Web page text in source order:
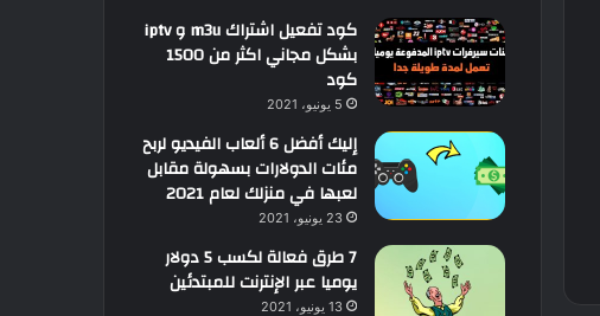
كود تفعيل اشتراك m3u و iptv
بشكل مجاني اكثر من 1500
كود
5 يونيو، 2021
إليك أفضل 6 ألعاب الفيديو لربح
مئات الدولارات بسهولة مقابل
لعبها في منزلك لعام 2021
23 يونيو، 2021
7 طرق فعالة لكسب 5 دولار
يوميا عبر الإنترنت للمبتدئين
13 يونيو، 2021